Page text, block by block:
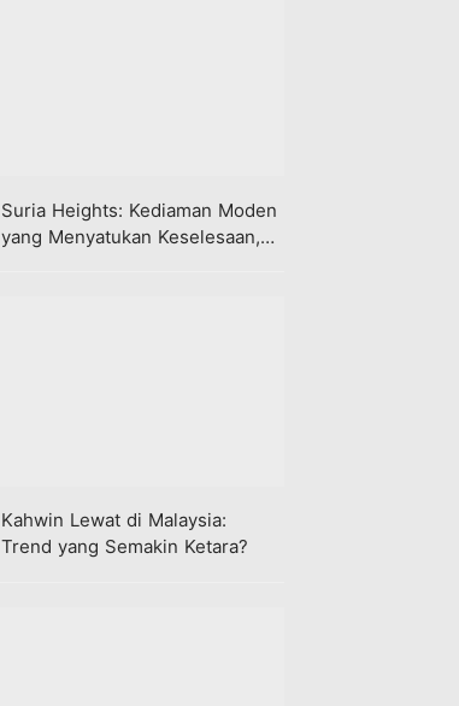
Suria Heights: Kediaman Moden
yang Menyatukan Keselesaan,
Kahwin Lewat di Malaysia:
Trend yang Semakin Ketara?